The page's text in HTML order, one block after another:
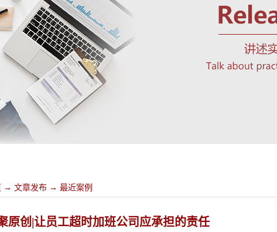
→ 文章发布 → 最近案例
原创|让员工超时加班公司应承担的责任